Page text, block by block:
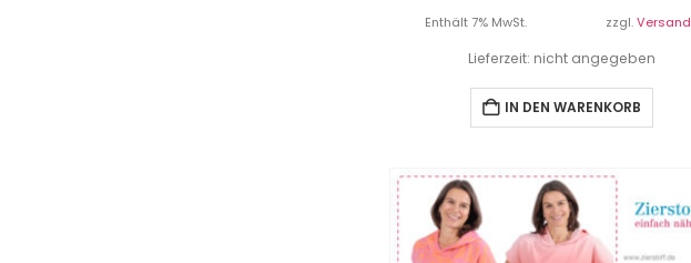
Enthält 7% MwSt. zzgl.Versand
Lieferzeit: nicht angegeben
IN DEN WARENKORB